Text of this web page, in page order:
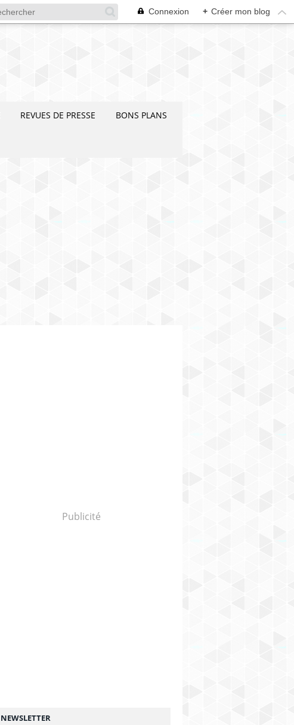
Connexion + Créer mon blog
REVUES DE PRESSE BONS PLANS
Publicité
NEWSLETTER